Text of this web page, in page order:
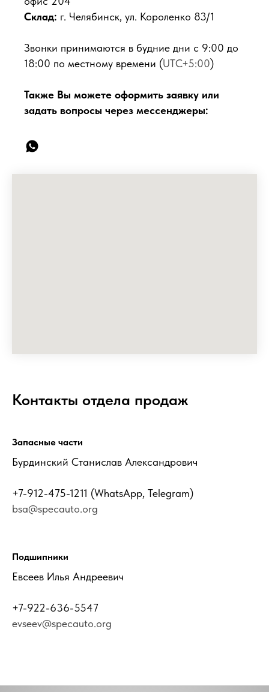
Склад: г. Челябинск, ул. Короленко 83/1
Звонки принимаются в будние дни с 9:00 до
18:00 по местному времени (UTC+5:00)
Также Вы можете оформить заявку или
задать вопросы через мессенджеры:
Контакты отдела продаж
Запасные части
Бурдинский Станислав Александрович
+7-912-475-1211 (WhatsApp, Telegram)
bsa@specauto.org
Подшипники
Евсеев Илья Андреевич
+7-922-636-5547
evseev@specauto.org